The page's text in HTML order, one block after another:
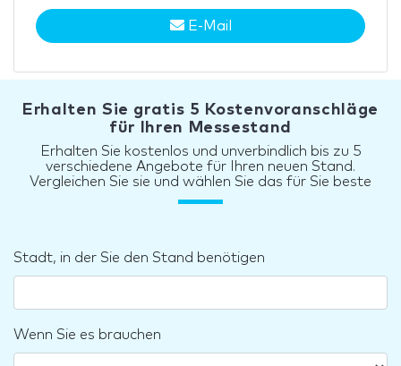
E-Mail
Erhalten Sie gratis 5 Kostenvoranschläge
für Ihren Messestand
Erhalten Sie kostenlos und unverbindlich bis zu 5
verschiedene Angebote für Ihren neuen Stand.
Vergleichen Sie sie und wählen Sie das für Sie beste
Stadt, in der Sie den Stand benötigen
Wenn Sie es brauchen